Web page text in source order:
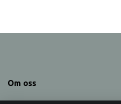
Om oss